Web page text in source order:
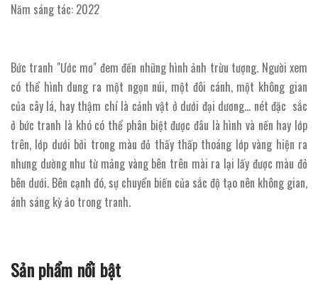
Năm sáng tác: 2022
Bức tranh "Ước mơ" đem đến những hình ảnh trừu tượng. Người xem
có thể hình dung ra một ngọn núi, một đôi cánh, một không gian
của cây lá, hay thậm chí là cảnh vật ở dưới đại dương… nét đặc sắc
ở bức tranh là khó có thể phân biệt được đâu là hình và nền hay lớp
trên, lớp dưới bởi trong màu đỏ thấy thấp thoáng lớp vàng hiện ra
nhưng dường như từ mảng vàng bên trên mài ra lại lấy được màu đỏ
bên dưới. Bên cạnh đó, sự chuyển biến của sắc độ tạo nên không gian,
ánh sáng kỳ ảo trong tranh.
Sản phẩm nổi bật